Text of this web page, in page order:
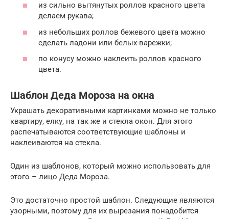
из сильно вытянутых роллов красного цвета
делаем рукава;
из небольших роллов бежевого цвета можно
сделать ладони или белых-варежки;
по конусу можно наклеить роллов красного
цвета.
Шаблон Деда Мороза на окна
Украшать декоративными картинками можно не только
квартиру, елку, на так же и стекла окон. Для этого
распечатываются соответствующие шаблоны и
наклеиваются на стекла.
Один из шаблонов, который можно использовать для
этого – лицо Деда Мороза.
Это достаточно простой шаблон. Следующие являются
узорными, поэтому для их вырезания понадобится